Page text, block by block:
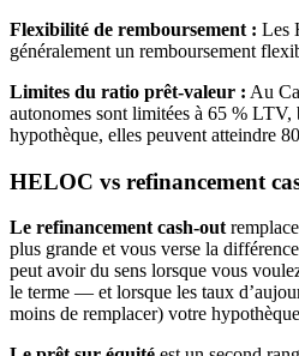
Flexibilité de remboursement : Les
généralement un remboursement
Limites du ratio prêt-valeur : Au
autonomes sont limitées à 65 % LTV,
hypothèque, elles peuvent atteindre
HELOC vs refinancement
Le refinancement cash-out
plus grande et vous verse la
peut avoir du sens lorsque vous
le terme — et lorsque les taux
moins de remplacer) votre